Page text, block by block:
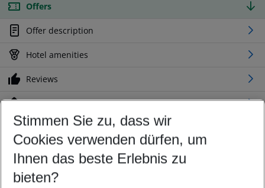
Offers
Offer description
Hotel amenities
Reviews
Location
Customize your offer
Find the perfect deal which suits your best
Your departure airport
Any airport
Stimmen Sie zu, dass wir
Cookies verwenden dürfen, um
Ihnen das beste Erlebnis zu
bieten?